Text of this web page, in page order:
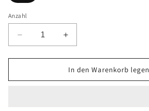
Anzahl
Verringere
die
Menge
Xenoc
Erhöhe
die
Menge
für
Xenoc
In den Warenkorb legen